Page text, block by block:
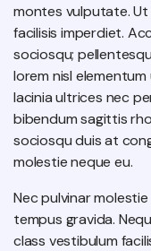
montes vulputate. Ut
facilisis imperdiet.
sociosqu;
lorem nisl
lacinia ultrices nec
bibendum sagittis
sociosqu duis at
molestie neque eu.
Nec pulvinar
tempus gravida.
class vestibulum